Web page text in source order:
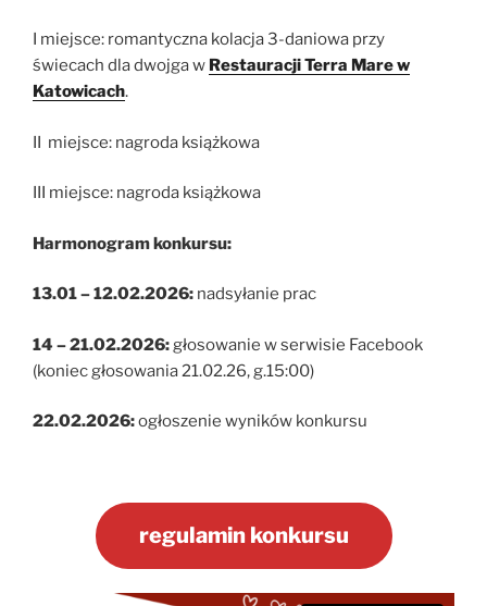
I miejsce: romantyczna kolacja 3-daniowa przy
świecach dla dwojga w Restauracji Terra Mare w
Katowicach.
II miejsce: nagroda książkowa
III miejsce: nagroda książkowa
Harmonogram konkursu:
13.01 – 12.02.2026: nadsyłanie prac
14 – 21.02.2026:głosowanie w serwisie Facebook
(koniec głosowania 21.02.26, g.15:00)
22.02.2026:ogłoszenie wyników konkursu
regulamin konkursu